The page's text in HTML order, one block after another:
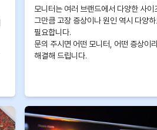
모니터는 여러 브랜드에서 다양한 사
그만큼 고장 증상이나 원인 역시 다양
필요합니다.
문의 주시면 어떤 모니터, 어떤 증상이
해결해 드립니다.